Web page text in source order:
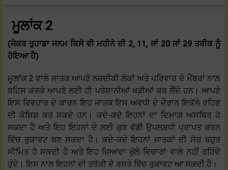
ਮੂਲਾਂਕ 2
(ਜੇਕਰ ਤੁਹਾਡਾ ਜਨਮ ਕਿਸੇ ਵੀ ਮਹੀਨੇ ਦੀ 2, 11, ਜਾਂ 20 ਜਾਂ 29 ਤਰੀਕ ਨੂੰ
ਹੋਇਆ ਹੈ)
ਮੂਲਾਂਕ 2 ਵਾਲੇ ਜਾਤਕ ਆਪਣੇ ਨਜ਼ਦੀਕੀ ਲੋਕਾਂ ਅਤੇ ਪਰਿਵਾਰ ਦੇ ਮੈਂਬਰਾਂ ਨਾਲ
ਬਹਿਸ ਕਰਕੇ ਆਪਣੇ ਲਈ ਹੀ ਪਰੇਸ਼ਾਨੀਆਂ ਖੜੀਆਂ ਕਰ ਲੈਂਦੇ ਹਨ। ਆਪਣੇ
ਇਸ ਵਿਵਹਾਰ ਦੇ ਕਾਰਨ ਇਹ ਜਾਤਕ ਇਸ ਅਵਧੀ ਦੇ ਦੌਰਾਨ ਇਕੱਲੇ ਰਹਿਣ
ਦੀ ਕੋਸ਼ਿਸ਼ ਕਰ ਸਕਦੇ ਹਨ। ਕਦੇ-ਕਦੇ ਇਹਨਾਂ ਦਾ ਦਿਮਾਗ ਅਸਥਿਰ ਹੋ
ਸਕਦਾ ਹੈ ਅਤੇ ਇਹ ਇਹਨਾਂ ਦੇ ਲਈ ਕੁਝ ਵੱਡੀ ਉਪਲਬਧੀ ਪ੍ਰਾਪਤ ਕਰਨ
ਵਿੱਚ ਰੁਕਾਵਟ ਬਣ ਸਕਦਾ ਹੈ। ਕਦੇ-ਕਦੇ ਇਹਨਾਂ ਜਾਤਕਾਂ ਦੀ ਸੋਚ ਬਹੁਤ
ਸੀਮਿਤ ਹੋ ਸਕਦੀ ਹੈ ਅਤੇ ਇਹ ਜ਼ਿਆਦਾ ਖੁੱਲੇ ਵਿਚਾਰਾਂ ਵਾਲੇ ਨਹੀਂ ਰਹਿੰਦੇ
ਹੁੰਦੇ। ਇਸ ਨਾਲ ਇਹਨਾਂ ਦੀ ਤਰੱਕੀ ਦੇ ਰਸਤੇ ਵਿੱਚ ਰੁਕਾਵਟ ਆ ਸਕਦੀ ਹੈ।